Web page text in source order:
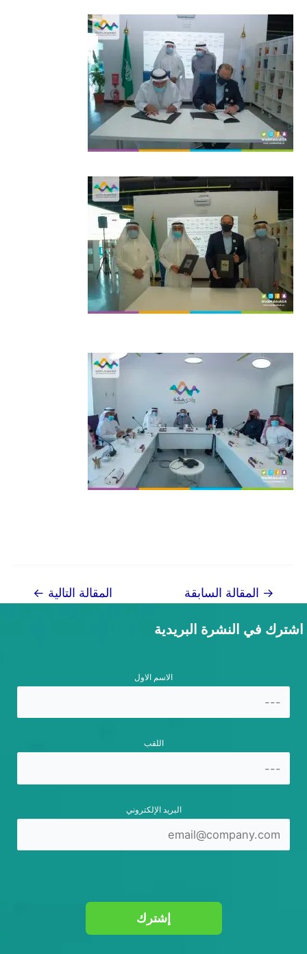
تصفّح→ المقالة السابقة المقالة التالية ←
اشترك في النشرة البريدية
الاسم الاول
اللقب
البريد الإلكتروني
إشترك